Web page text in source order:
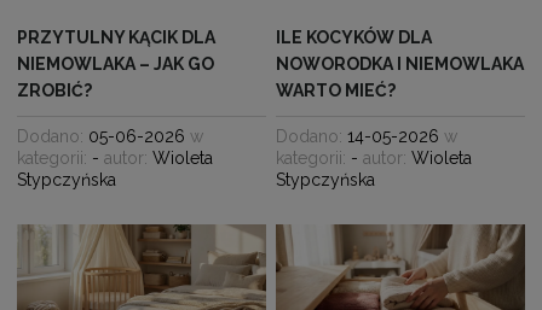
PRZYTULNY KĄCIK DLA
NIEMOWLAKA – JAK GO
ZROBIĆ?
Dodano: 05-06-2026 w
kategorii: - autor:Wioleta
Stypczyńska
ILE KOCYKÓW DLA
NOWORODKA I NIEMOWLAKA
WARTO MIEĆ?
Dodano:14-05-2026 w
kategorii: - autor:Wioleta
Stypczyńska